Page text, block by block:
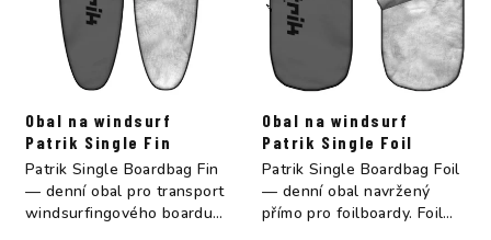
Obal na windsurf
Patrik Single Fin
Patrik Single Boardbag Fin
— denní obal pro transport
windsurfingového boardu
Obal na windsurf
Patrik Single Foil
Patrik Single Boardbag Foil
— denní obal navržený
přímo pro foilboardy. Foil